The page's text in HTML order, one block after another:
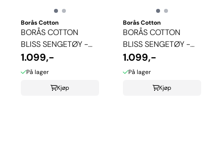
Borås Cotton
BORÅS COTTON
BLISS SENGETØY -
OLIVEN
1.099,-
På lager
Kjøp
Borås Cotton
BORÅS COTTON
BLISS SENGETØY -
AUBERGINE
1.099,-
På lager
Kjøp